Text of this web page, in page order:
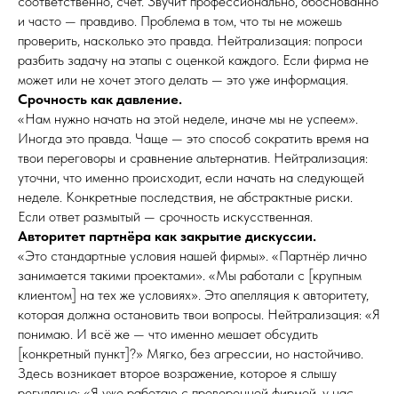
и часто — правдиво. Проблема в том, что ты не можешь
проверить, насколько это правда. Нейтрализация: попроси
разбить задачу на этапы с оценкой каждого. Если фирма не
может или не хочет этого делать — это уже информация.
Срочность как давление.
«Нам нужно начать на этой неделе, иначе мы не успеем».
Иногда это правда. Чаще — это способ сократить время на
твои переговоры и сравнение альтернатив. Нейтрализация:
уточни, что именно происходит, если начать на следующей
неделе. Конкретные последствия, не абстрактные риски.
Если ответ размытый — срочность искусственная.
Авторитет партнёра как закрытие дискуссии.
«Это стандартные условия нашей фирмы». «Партнёр лично
занимается такими проектами». «Мы работали с [крупным
клиентом] на тех же условиях». Это апелляция к авторитету,
которая должна остановить твои вопросы. Нейтрализация: «Я
понимаю. И всё же — что именно мешает обсудить
[конкретный пункт]?» Мягко, без агрессии, но настойчиво.
Здесь возникает второе возражение, которое я слышу